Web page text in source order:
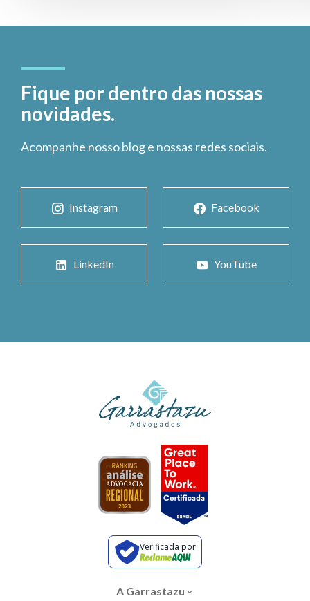
Fique por dentro das nossas
novidades.
Acompanhe nosso blog e nossas redes sociais.
Instagram Facebook
LinkedIn YouTube
Verificada por
A Garrastazu